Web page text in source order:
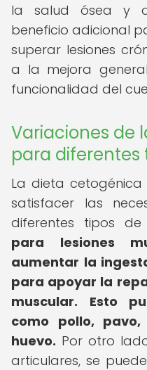
la salud ósea y
beneficio adicional
superar lesiones
a la mejora
funcionalidad del
Variaciones de
para diferentes
La dieta
satisfacer las
diferentes tipos de
para lesiones
aumentar la
para apoyar la
muscular.
Esto
como pollo,
huevo. Por otro
articulares, se